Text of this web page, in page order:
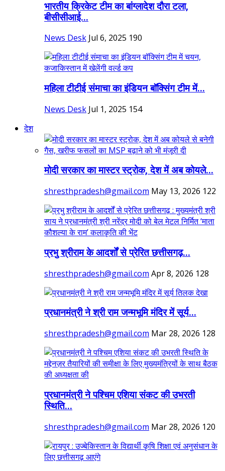
भारतीय क्रिकेट टीम का बांग्लादेश दौरा टला,
बीसीसीआई...
News Desk Jul 6, 2025 190
महिला टीटीई संमाचा का इंडियन बॉक्सिंग टीम में...
News Desk Jul 1, 2025 154
देश
मोदी सरकार का मास्टर स्ट्रोक, देश में अब कोयले...
shresthpradesh@gmail.com May 13, 2026 122
प्रभु श्रीराम के आदर्शों से प्रेरित छत्तीसगढ़...
shresthpradesh@gmail.com Apr 8, 2026 128
प्रधानमंत्री ने श्री राम जन्मभूमि मंदिर में सूर्य...
shresthpradesh@gmail.com Mar 28, 2026 128
प्रधानमंत्री ने पश्चिम एशिया संकट की उभरती
स्थिति...
shresthpradesh@gmail.com Mar 28, 2026 120